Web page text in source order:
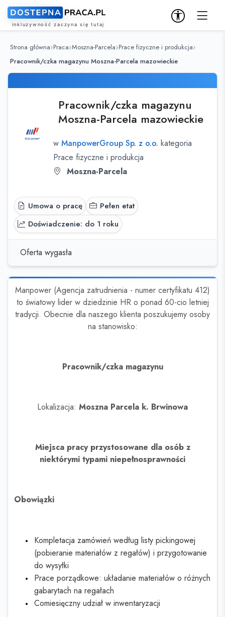
Strona główna Praca Moszna-Parcela Prace fizyczne i produkcja
Pracownik/czka magazynu Moszna-Parcela mazowieckie
Pracownik/czka magazynu
Moszna-Parcela mazowieckie
w ManpowerGroup Sp. z o.o. kategoria
Prace fizyczne i produkcja
Moszna-Parcela
Umowa o pracę
Pełen etat
Doświadczenie: do 1 roku
Oferta wygasła
Manpower (Agencja zatrudnienia - numer certyfikatu 412)
to światowy lider w dziedzinie HR o ponad 60-cio letniej
tradycji. Obecnie dla naszego klienta poszukujemy osoby
na stanowisko:
Pracownik/czka magazynu
Lokalizacja: Moszna Parcela k. Brwinowa
Miejsca pracy przystosowane dla osób z
niektórymi typami niepełnosprawności
Obowiązki
Kompletacja zamówień według listy pickingowej
(pobieranie materiałów z regałów) i przygotowanie
do wysyłki
Prace porządkowe: układanie materiałów o różnych
gabarytach na regałach
Comiesięczny udział w inwentaryzacji